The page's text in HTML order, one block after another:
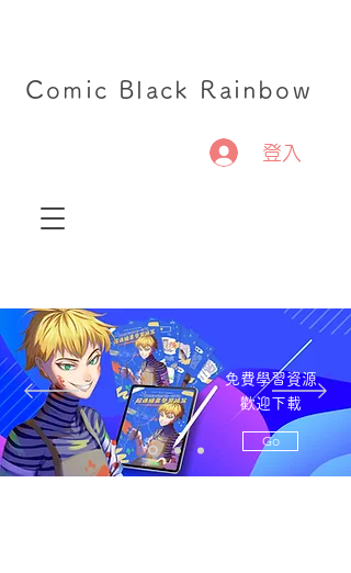
Comic Black Rainbow
登入
免費學習資源
歡迎下載
Go